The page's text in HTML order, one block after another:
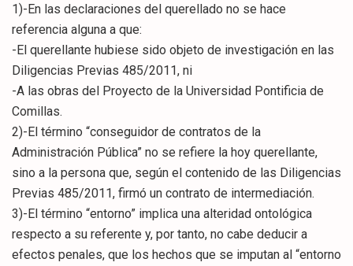
1)-En las declaraciones del querellado no se hace
referencia alguna a que:
-El querellante hubiese sido objeto de investigación en las
Diligencias Previas 485/2011, ni
-A las obras del Proyecto de la Universidad Pontificia de
Comillas.
2)-El término “conseguidor de contratos de la
Administración Pública” no se refiere la hoy querellante,
sino a la persona que, según el contenido de las Diligencias
Previas 485/2011, firmó un contrato de intermediación.
3)-El término “entorno” implica una alteridad ontológica
respecto a su referente y, por tanto, no cabe deducir a
efectos penales, que los hechos que se imputan al “entorno